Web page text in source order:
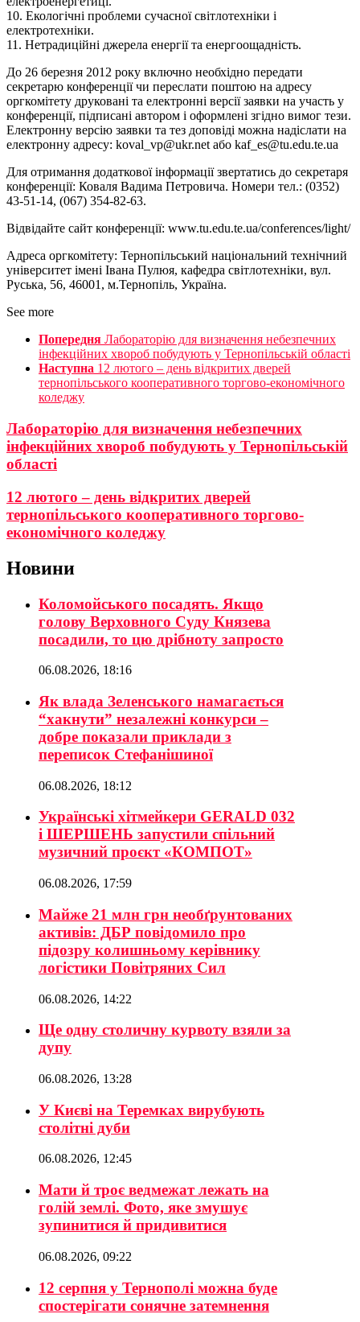
10. Екологічні проблеми сучасної світлотехніки і
електротехніки.
11. Нетрадиційні джерела енергії та енергоощадність.
До 26 березня 2012 року включно необхідно передати
секретарю конференції чи переслати поштою на адресу
оргкомітету друковані та електронні версії заявки на участь у
конференції, підписані автором і оформлені згідно вимог тези.
Електронну версію заявки та тез доповіді можна надіслати на
електронну адресу: koval_vp@ukr.net або kaf_es@tu.edu.te.ua
Для отримання додаткової інформації звертатись до секретаря
конференції: Коваля Вадима Петровича. Номери тел.: (0352)
43-51-14, (067) 354-82-63.
Відвідайте сайт конференції: www.tu.edu.te.ua/conferences/light/
Адреса оргкомітету: Тернопільський національний технічний
університет імені Івана Пулюя, кафедра світлотехніки, вул.
Руська, 56, 46001, м.Тернопіль, Україна.
See more
Попередня Лабораторію для визначення небезпечних
інфекційних хвороб побудують у Тернопільській області
Наступна 12 лютого – день відкритих дверей
тернопільського кооперативного торгово-економічного
коледжу
Лабораторію для визначення небезпечних
інфекційних хвороб побудують у Тернопільській
області
12 лютого – день відкритих дверей
тернопільського кооперативного торгово-
економічного коледжу
Новини
Коломойського посадять. Якщо
голову Верховного Суду Князева
посадили, то цю дрібноту запросто
06.08.2026, 18:16
Як влада Зеленського намагається
“хакнути” незалежні конкурси –
добре показали приклади з
переписок Стефанішиної
06.08.2026, 18:12
Українські хітмейкери GERALD 032
і ШЕРШЕНЬ запустили спільний
музичний проєкт «КОМПОТ»
06.08.2026, 17:59
Майже 21 млн грн необґрунтованих
активів: ДБР повідомило про
підозру колишньому керівнику
логістики Повітряних Сил
06.08.2026, 14:22
Ще одну столичну курвоту взяли за
дупу
06.08.2026, 13:28
У Києві на Теремках вирубують
столітні дуби
06.08.2026, 12:45
Мати й троє ведмежат лежать на
голій землі. Фото, яке змушує
зупинитися й придивитися
06.08.2026, 09:22
12 серпня у Тернополі можна буде
спостерігати сонячне затемнення